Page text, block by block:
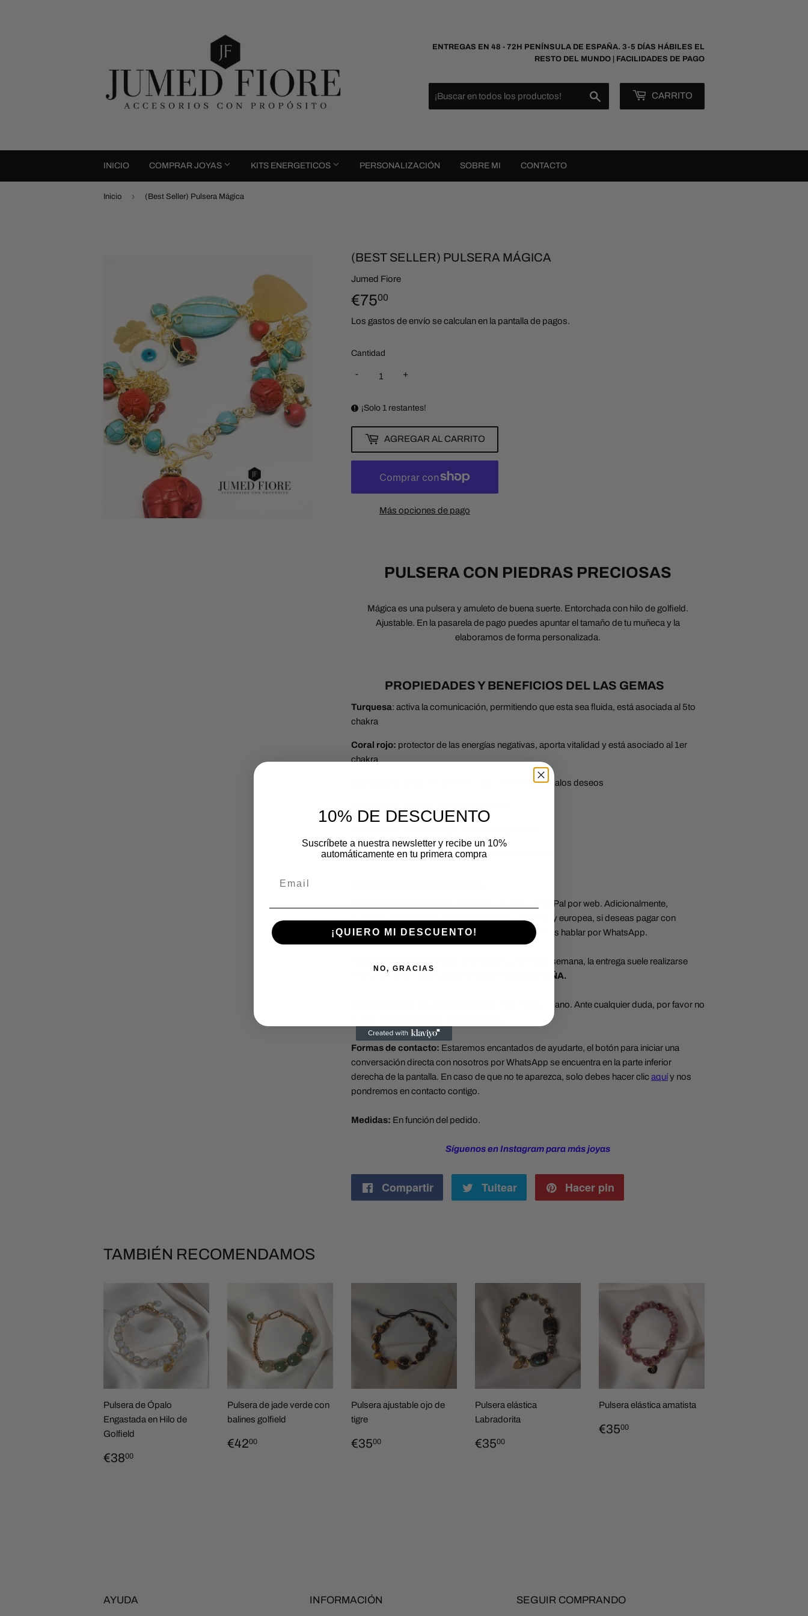
ENTREGAS EN 48 - 72H PENÍNSULA DE ESPAÑA. 3-5 DÍAS HÁBILES EL
RESTO DEL MUNDO | FACILIDADES DE PAGO
CARRITO
INICIO COMPRAR JOYAS KITS ENERGETICOS PERSONALIZACIÓN SOBRE MI CONTACTO
Inicio › (Best Seller) Pulsera Mágica
(BEST SELLER) PULSERA MÁGICA
Jumed Fiore
€7500
Los gastos de envío se calculan en la pantalla de pagos.
Cantidad
+
-
¡Solo 1 restantes!
AGREGAR AL CARRITO
Más opciones de pago
PULSERA CON PIEDRAS PRECIOSAS
Mágica es una pulsera y amuleto de buena suerte. Entorchada con hilo de golfield.
Ajustable. En la pasarela de pago puedes apuntar el tamaño de tu muñeca y la
elaboramos de forma personalizada.
PROPIEDADES Y BENEFICIOS DEL LAS GEMAS
Turquesa: activa la comunicación, permitiendo que esta sea fluida, está asociada al 5to
chakra
Coral rojo: protector de las energías negativas, aporta vitalidad y está asociado al 1er
chakra
protege de los malos ojos, la envidia y malos deseos
La peonía: es una semilla protectora del Amazonas
tarjetas de débito o crédito y PayPal por web. Adicionalmente,
aceptamos transferencia bancaria estadounidense y europea, si deseas pagar con
transferencia, solo debes hacer clic
y podremos hablar por WhatsApp.
fuera de festividades y fines de semana, la entrega suele realizarse
ENVÍO GRATIS EN ESPAÑA.
elaborada a mano. Ante cualquier duda, por favor no
Formas de contacto: Estaremos encantados de ayudarte, el botón para iniciar una
conversación directa con nosotros por WhatsApp se encuentra en la parte inferior
derecha de la pantalla. En caso de que no te aparezca, solo debes hacer clic aquíy nos
pondremos en contacto contigo.
Medidas: En función del pedido.
Síguenos en Instagram para más joyas
Compartir
CompartirTuitear
Tuitear Hacer pin
TAMBIÉN RECOMENDAMOS
Pulsera de Ópalo
Engastada en Hilo de
Golfield
PRECIO
€3800
Pulsera de jade verde con
balines golfield
PRECIO
€4200
Pulsera ajustable ojo de
tigre
PRECIO
€3500
Pulsera elástica
Labradorita
PRECIO
€3500
Pulsera elástica amatista
PRECIO
€3500
AYUDA INFORMACIÓN SEGUIR COMPRANDO
10% DE DESCUENTO
Suscríbete a nuestra newsletter y recibe un 10%
automáticamente en tu primera compra
¡QUIERO MI DESCUENTO!
NO, GRACIAS